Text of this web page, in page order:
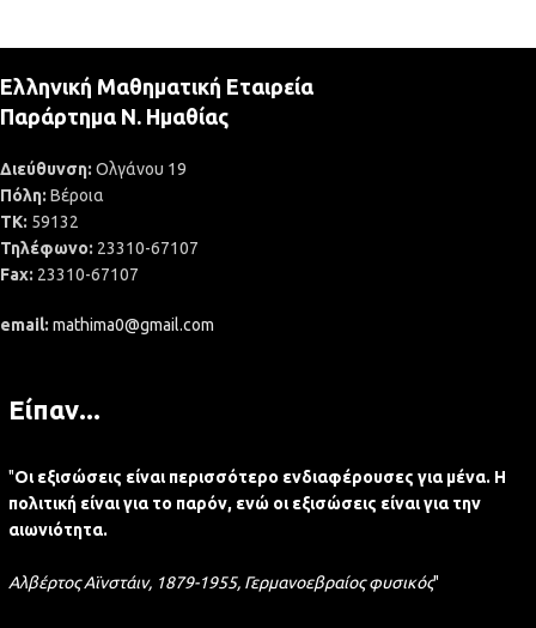
Ελληνική Μαθηματική Εταιρεία
Παράρτημα Ν. Ημαθίας
Διεύθυνση: Ολγάνου 19
Πόλη: Βέροια
ΤΚ: 59132
Τηλέφωνο: 23310-67107
Fax: 23310-67107
email: mathima0@gmail.com
Είπαν...
"Οι εξισώσεις είναι περισσότερο ενδιαφέρουσες για μένα. Η
πολιτική είναι για το παρόν, ενώ οι εξισώσεις είναι για την
αιωνιότητα.
Αλβέρτος Αϊνστάιν, 1879-1955, Γερμανοεβραίος φυσικός"